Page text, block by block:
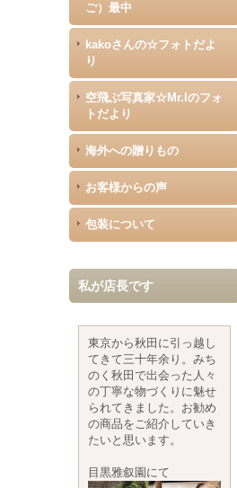
ご）最中
kakoさんの☆フォトだよ
り
空飛ぶ写真家☆Mr.Iのフォ
トだより
海外への贈りもの
お客様からの声
包装について
私が店長です
東京から秋田に引っ越し
てきて三十年余り。みち
のく秋田で出会った人々
の丁寧な物づくりに魅せ
られてきました。お勧め
の商品をご紹介していき
たいと思います。
目黒雅叙園にて